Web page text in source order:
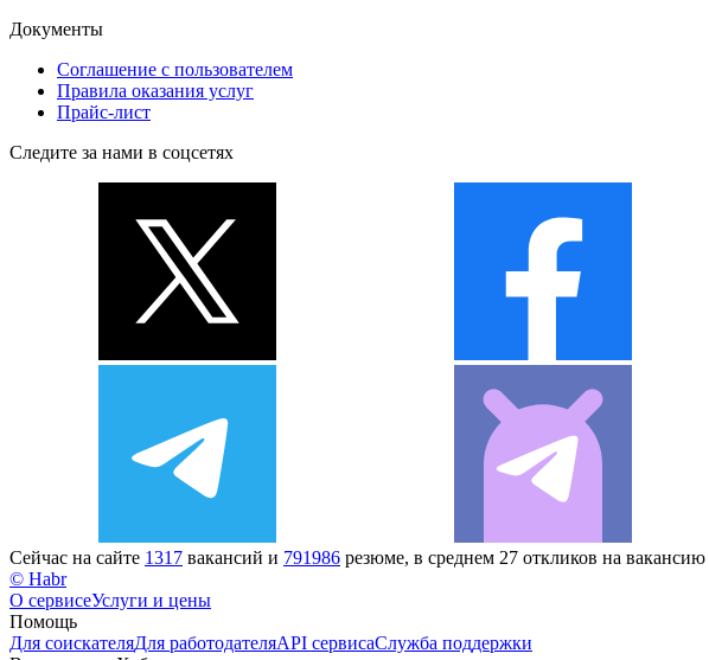
Документы
Соглашение с пользователем
Правила оказания услуг
Прайс-лист
Следите за нами в соцсетях
Сейчас на сайте 1317 вакансий и 791986 резюме, в среднем 27 откликов на вакансию
© Habr
О сервисеУслуги и цены
Помощь
Для соискателяДля работодателяAPI сервисаСлужба поддержки